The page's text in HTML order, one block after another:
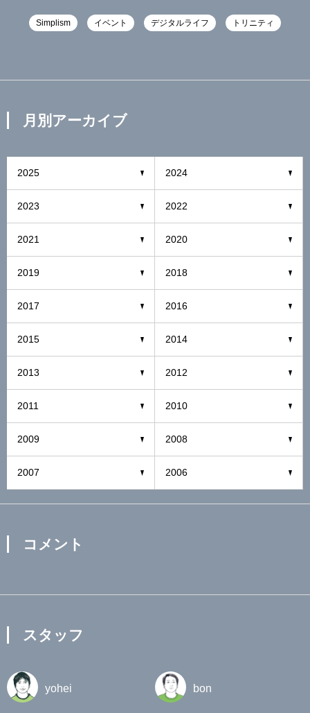
Simplism イベント デジタルライフ トリニティ
月別アーカイブ
2025 2024
2023 2022
2021 2020
2019 2018
2017 2016
2015 2014
2013 2012
2011 2010
2009 2008
2007 2006
コメント
スタッフ
yohei bon